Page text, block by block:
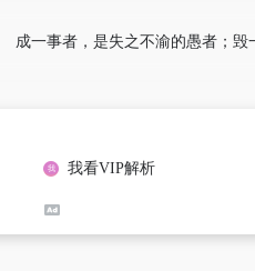
成一事者，是失之不渝的愚者；毁
我看VIP解析